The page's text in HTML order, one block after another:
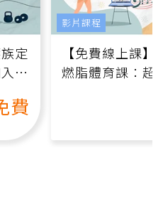
定
行
費
【免費線上課
燃脂體育課：超
影片課程